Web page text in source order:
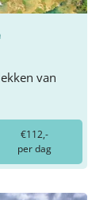
van
€112,-
per dag